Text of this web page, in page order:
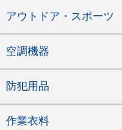
アウトドア・スポーツ
空調機器
防犯用品
作業衣料